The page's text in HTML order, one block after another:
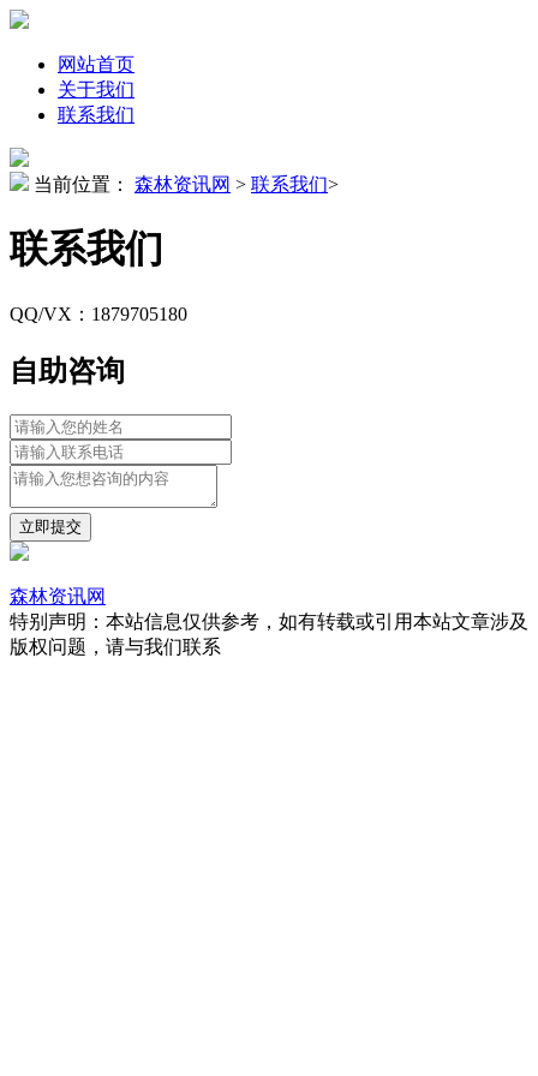
网站首页
关于我们
联系我们
当前位置： 森林资讯网 > 联系我们>
联系我们
QQ/VX：1879705180
自助咨询
立即提交
森林资讯网
特别声明：本站信息仅供参考，如有转载或引用本站文章涉及
版权问题，请与我们联系